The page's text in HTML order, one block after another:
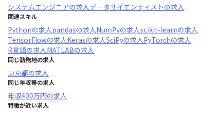
システムエンジニアの求人データサイエンティストの求人
関連スキル
Pythonの求人pandasの求人NumPyの求人scikit-learnの求人
TensorFlowの求人Kerasの求人SciPyの求人PyTorchの求人
R言語の求人MATLABの求人
同じ勤務地の求人
東京都の求人
同じ年収帯の求人
年収400万円の求人
特徴が近い求人